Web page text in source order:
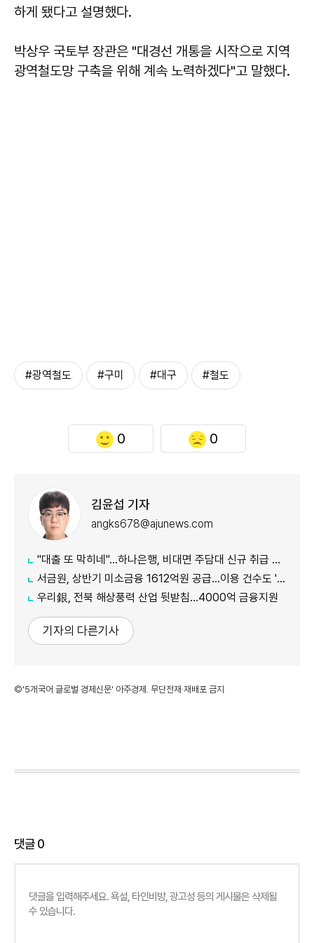
하게 됐다고 설명했다.
박상우 국토부 장관은 "대경선 개통을 시작으로 지역
광역철도망 구축을 위해 계속 노력하겠다"고 말했다.
#광역철도 #구미 #대구 #철도
0 0
김윤섭 기자
angks678@ajunews.com
"대출 또 막히네"…하나은행, 비대면 주담대 신규 취급 중단
서금원, 상반기 미소금융 1612억원 공급…이용 건수도 '역대 최대'
우리銀, 전북 해상풍력 산업 뒷받침…4000억 금융지원
기자의 다른기사
©'5개국어 글로벌 경제신문' 아주경제. 무단전재·재배포 금지
댓글0